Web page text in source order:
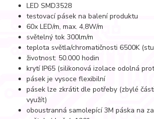
LED SMD3528
testovací pásek na balení produktu
60x LED/m, max. 4,8W/m
světelný tok 300lm/m
teplota světla/chromatičnosti 6500K
životnost: 50.000 hodin
krytí IP65 (silikonová izolace odolná
pásek je vysoce flexibilní
pásek lze zkrátit dle potřeby (zbylé
využít)
oboustranná samolepící 3M páska na